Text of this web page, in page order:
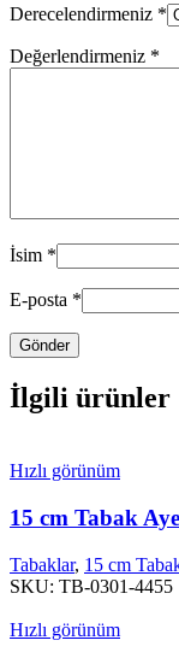
Derecelendirmeniz *
Değerlendirmeniz *
İsim *
E-posta *
İlgili ürünler
Hızlı görünüm
15 cm Tabak
Tabaklar, 15 cm
SKU: TB-0301-4455
Hızlı görünüm